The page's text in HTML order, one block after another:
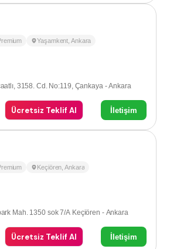
Yaşamkent ,Ankara
3158. Cd. No:119, Çankaya - Ankara
Ücretsiz Teklif Al İletişim
Keçiören ,Ankara
Mah. 1350 sok 7/A Keçiören - Ankara
Ücretsiz Teklif Al İletişim